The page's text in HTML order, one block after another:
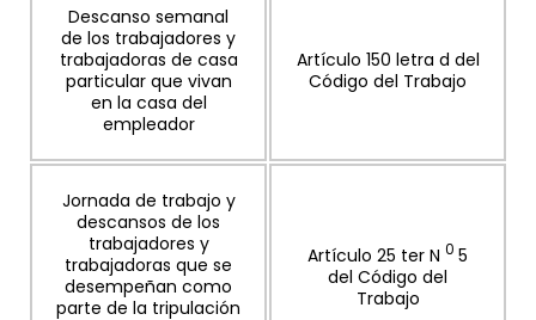
Descanso semanal
de los trabajadores y
trabajadoras de casa
particular que vivan
en la casa del
empleador
Artículo 150 letra d del
Código del Trabajo
Jornada de trabajo y
descansos de los
trabajadores y
trabajadoras que se
desempeñan como
parte de la tripulación
Artículo 25 ter N 0 5
del Código del
Trabajo